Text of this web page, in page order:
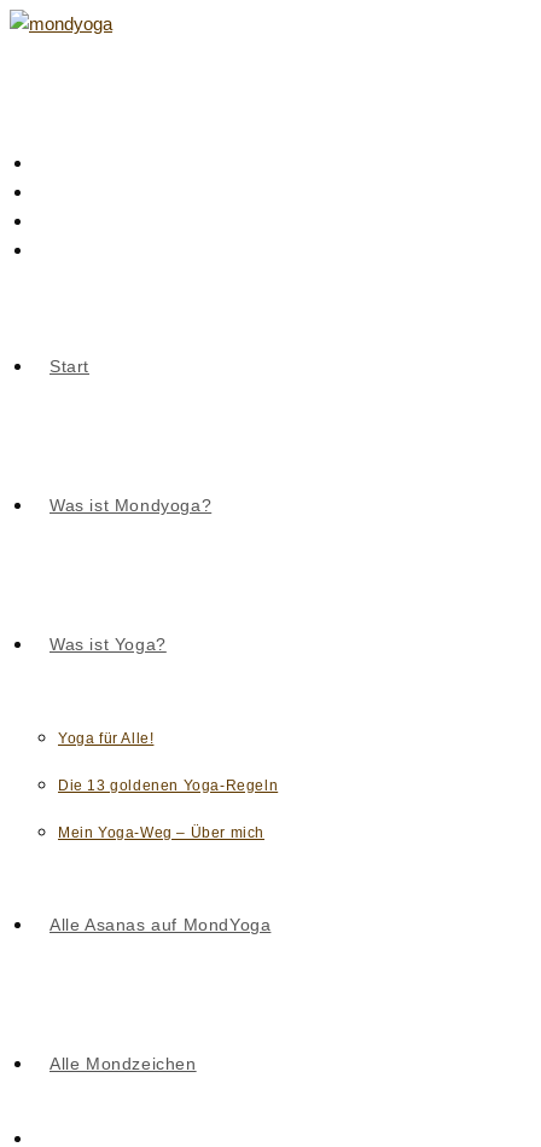
Zum
Start
Was ist Mondyoga?
Was ist Yoga?
Yoga für Alle!
Die 13 goldenen Yoga-Regeln
Mein Yoga-Weg – Über mich
Alle Asanas auf MondYoga
Alle Mondzeichen